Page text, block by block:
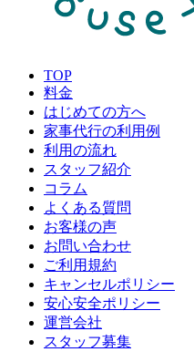
TOP
料金
はじめての方へ
家事代行の利用例
利用の流れ
スタッフ紹介
コラム
よくある質問
お客様の声
お問い合わせ
ご利用規約
キャンセルポリシー
安心安全ポリシー
運営会社
スタッフ募集